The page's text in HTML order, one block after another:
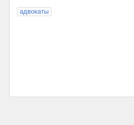
адвокаты